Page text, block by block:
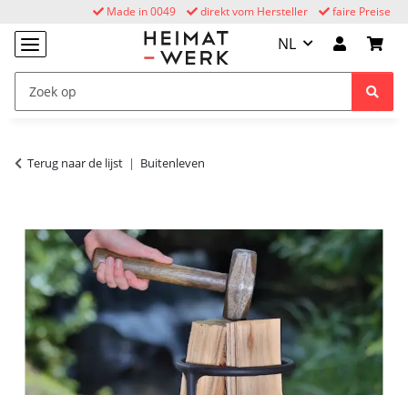
faire Preise
direkt vom Hersteller
Made in 0049
NL
Terug naar de lijst Buitenleven